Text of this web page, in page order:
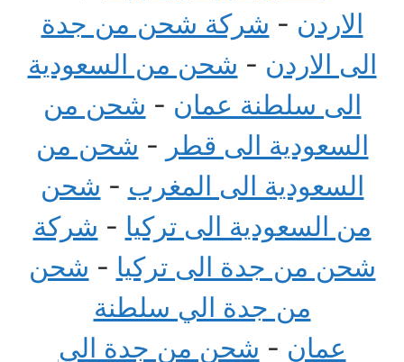
الاردن - شركة شحن من جدة
الى الاردن - شحن من السعودية
الى سلطنة عمان - شحن من
السعودية الى قطر - شحن من
السعودية الى المغرب - شحن
من السعودية الى تركيا - شركة
شحن من جدة الى تركيا - شحن
من جدة الي سلطنة
عمان - شحن من جدة الي